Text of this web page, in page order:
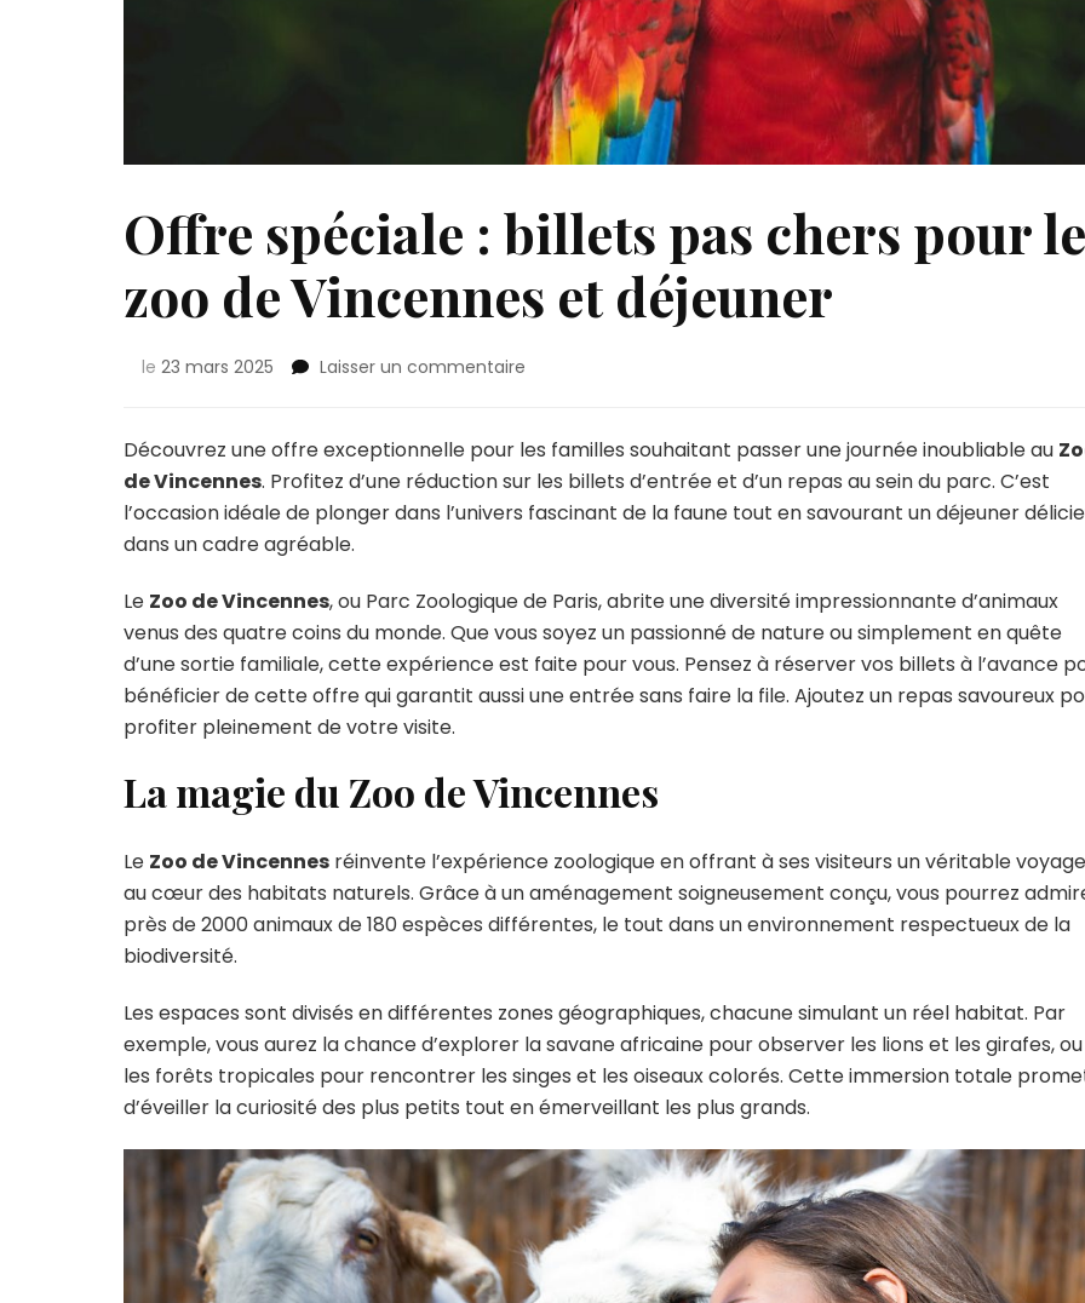
Offre spéciale : billets pas chers pour le
zoo de Vincennes et déjeuner
le 23 mars 2025 Laisser un commentaire
:
pas
chers
zoo
Vincennes
et
déjeuner
Découvrez une offre exceptionnelle pour les familles souhaitant passer une journée inoubliable au
de Vincennes. Profitez d’une réduction sur les billets d’entrée et d’un repas au sein du parc. C’est
l’occasion idéale de plonger dans l’univers fascinant de la faune tout en savourant un déjeuner
dans un cadre agréable.
Le Zoo de Vincennes, ou Parc Zoologique de Paris, abrite une diversité impressionnante d’animaux
venus des quatre coins du monde. Que vous soyez un passionné de nature ou simplement en quête
d’une sortie familiale, cette expérience est faite pour vous. Pensez à réserver vos billets à l’avance
bénéficier de cette offre qui garantit aussi une entrée sans faire la file. Ajoutez un repas savoureux
profiter pleinement de votre visite.
La magie du Zoo de Vincennes
Le Zoo de Vincennes réinvente l’expérience zoologique en offrant à ses visiteurs un véritable voyage
au cœur des habitats naturels. Grâce à un aménagement soigneusement conçu, vous pourrez
près de 2000 animaux de 180 espèces différentes, le tout dans un environnement respectueux de la
biodiversité.
Les espaces sont divisés en différentes zones géographiques, chacune simulant un réel habitat. Par
exemple, vous aurez la chance d’explorer la savane africaine pour observer les lions et les girafes, ou
les forêts tropicales pour rencontrer les singes et les oiseaux colorés. Cette immersion totale
d’éveiller la curiosité des plus petits tout en émerveillant les plus grands.